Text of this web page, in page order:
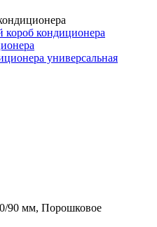
короб кондиционера
универсальная
90 мм, Порошковое